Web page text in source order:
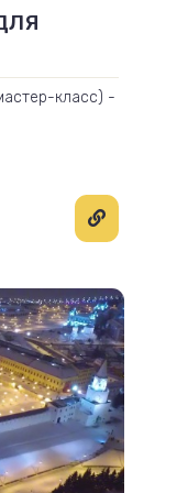
класс) -